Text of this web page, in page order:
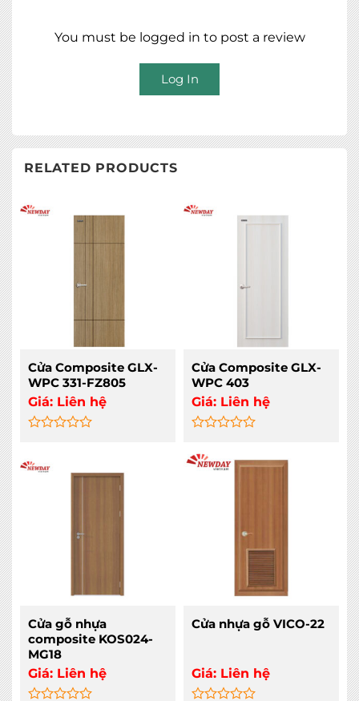
You must be logged in to post a review
Log In
RELATED PRODUCTS
Cửa Composite GLX-
WPC 331-FZ805
Giá: Liên hệ
out
Cửa Composite GLX-
WPC 403
Giá: Liên hệ
0
out
Cửa gỗ nhựa
composite KOS024-
MG18
Giá: Liên hệ
Cửa nhựa gỗ VICO-22
Giá: Liên hệ